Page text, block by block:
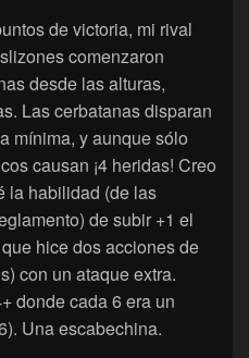
de victoria, mi rival
comenzaron
desde las alturas,
Las cerbatanas disparan
mínima, y aunque sólo
causan ¡4 heridas! Creo
la habilidad (de las
de subir +1 el
hice dos acciones de
con un ataque extra.
donde cada 6 era un
Una escabechina.